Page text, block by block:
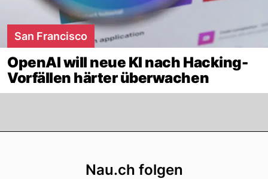
San Francisco
OpenAI will neue KI nach Hacking-
Vorfällen härter überwachen
Nau.ch folgen